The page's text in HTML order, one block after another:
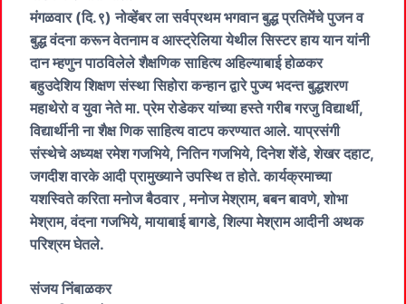
मंगळवार (दि.९) नोव्हेंबर ला सर्वप्रथम भगवान बुद्ध प्रतिमेंचे पुजन व
बुद्ध वंदना करून वेतनाम व आस्ट्रेलिया येथील सिस्टर हाय यान यांनी
दान म्हणुन पाठविलेले शैक्षणिक साहित्य अहिल्याबाई होळकर
बहुउदेशिय शिक्षण संस्था सिहोरा कन्हान द्वारे पुज्य भदन्त बुद्धशरण
महाथेरो व युवा नेते मा. प्रेम रोडेकर यांच्या हस्ते गरीब गरजु विद्यार्थी,
विद्यार्थीनी ना शैक्ष णिक साहित्य वाटप करण्यात आले. याप्रसंगी
संस्थेचे अध्यक्ष रमेश गजभिये, नितिन गजभिये, दिनेश शेंडे, शेखर दहाट,
जगदीश वारके आदी प्रामुख्याने उपस्थि त होते. कार्यक्रमाच्या
यशस्विते करिता मनोज बैठवार , मनोज मेश्राम, बबन बावणे, शोभा
मेश्राम, वंदना गजभिये, मायाबाई बागडे, शिल्पा मेश्राम आदीनी अथक
परिश्रम घेतले.
संजय निंबाळकर